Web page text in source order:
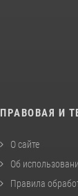
ПРАВОВАЯ И
О сайте
Об
Правила